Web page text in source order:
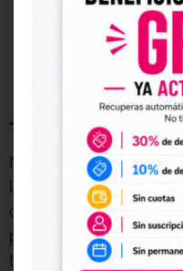
vanguarda das
impressão DTF,
sempre acesso
Junte-se à
Na VIVA DTF,
lo a alcançar o
criações. Navegue
produtos DTF, desde
transferência até